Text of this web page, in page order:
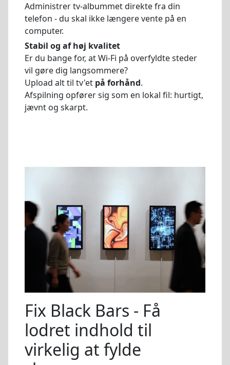
Administrer tv-albummet direkte fra din
telefon - du skal ikke længere vente på en
computer.
Stabil og af høj kvalitet
Er du bange for, at Wi-Fi på overfyldte steder
vil gøre dig langsommere?
Upload alt til tv'et på forhånd.
Afspilning opfører sig som en lokal fil: hurtigt,
jævnt og skarpt.
Fix Black Bars - Få
lodret indhold til
virkelig at fylde